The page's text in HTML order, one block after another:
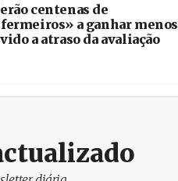
centenas de
a ganhar menos
a atraso da avaliação